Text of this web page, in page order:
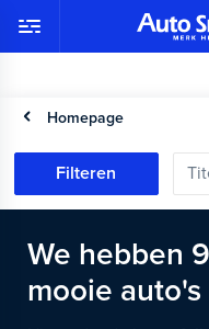
Homepage
Filteren
We hebben
mooie auto's